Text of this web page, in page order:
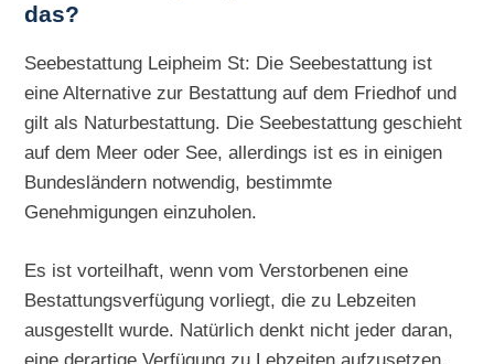
das?
Seebestattung Leipheim St: Die Seebestattung ist
eine Alternative zur Bestattung auf dem Friedhof und
gilt als Naturbestattung. Die Seebestattung geschieht
auf dem Meer oder See, allerdings ist es in einigen
Bundesländern notwendig, bestimmte
Genehmigungen einzuholen.
Es ist vorteilhaft, wenn vom Verstorbenen eine
Bestattungsverfügung vorliegt, die zu Lebzeiten
ausgestellt wurde. Natürlich denkt nicht jeder daran,